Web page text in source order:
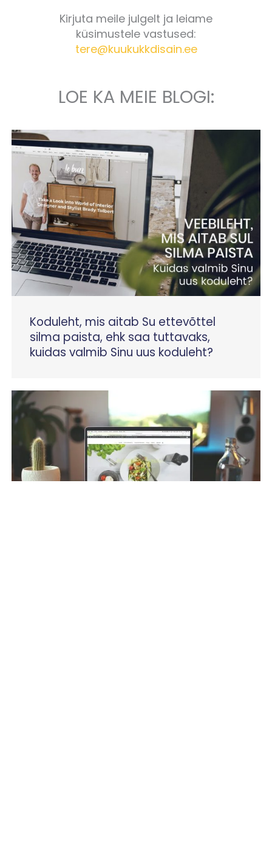
Kirjuta meile julgelt ja leiame
küsimustele vastused:
tere@kuukukkdisain.ee
LOE KA MEIE BLOGI:
Koduleht, mis aitab Su ettevõttel
silma paista, ehk saa tuttavaks,
kuidas valmib Sinu uus koduleht?